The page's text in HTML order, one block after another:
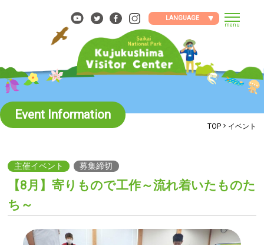
LANGUAGE
menu
TOP イベント
Event Information
主催イベント 募集締切
【8月】寄りもので工作～流れ着いたものた
ち～